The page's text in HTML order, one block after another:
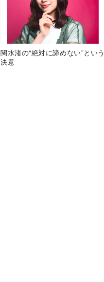
関水渚の“絶対に諦めない”という
決意